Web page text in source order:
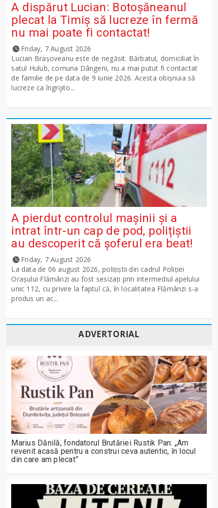
A dispărut Lucian: Botoșăneanul
plecat la Timiș să lucreze în fermă
nu mai poate fi contactat!
Friday, 7 August 2026
Lucian Brașoveanu este de negăsit. Bărbatul, domiciliat în
satul Hulub, comuna Dângeni, nu a mai putut fi contactat
de familie de pe data de 9 iunie 2026. Acesta obișnuia să
lucreze ca îngrijito...
A pierdut controlul mașinii și a
intrat într-un cap de pod, polițiștii
au descoperit că șoferul era beat!
Friday, 7 August 2026
La data de 06 august 2026, polițiștii din cadrul Poliției
Orașului Flămânzi au fost sesizați prin intermediul apelului
unic 112, cu privire la faptul că, în localitatea Flămânzi s-a
produs un ac...
ADVERTORIAL
Marius Dănilă, fondatorul Brutăriei Rustik Pan: „Am
revenit acasă pentru a construi ceva autentic, în locul
din care am plecat”